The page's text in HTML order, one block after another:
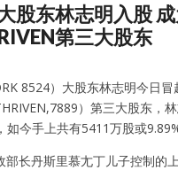
股东林志明入股
第三大股东
8524）大股东林志明今日冒
）第三大股东，
今手上共有5411万股或9.89%
部长丹斯里慕尢丁儿子控制的